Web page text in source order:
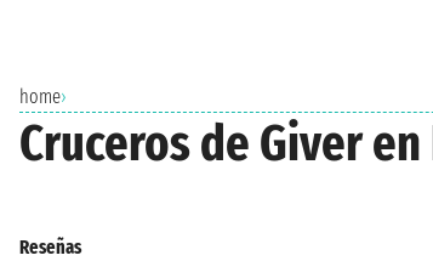
home›
Cruceros de Giver en
Reseñas